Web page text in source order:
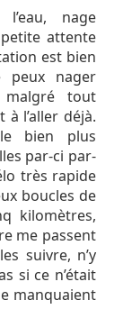
nage
attente
est bien
nager
malgré tout
à l’aller déjà.
bien plus
par-ci par-
très rapide
boucles de
kilomètres,
me passent
suivre, n’y
si ce n’était
manquaient